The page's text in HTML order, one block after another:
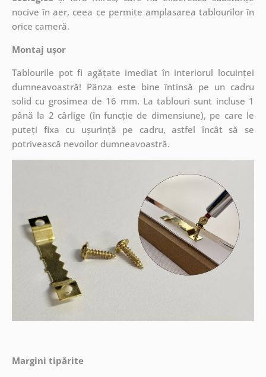
nocive în aer, ceea ce permite amplasarea tablourilor în
orice cameră.
Montaj ușor
Tablourile pot fi agățate imediat în interiorul locuinței
dumneavoastră! Pânza este bine întinsă pe un cadru
solid cu grosimea de 16 mm. La tablouri sunt incluse 1
până la 2 cârlige (în funcție de dimensiune), pe care le
puteți fixa cu ușurință pe cadru, astfel încât să se
potrivească nevoilor dumneavoastră.
Margini tipărite